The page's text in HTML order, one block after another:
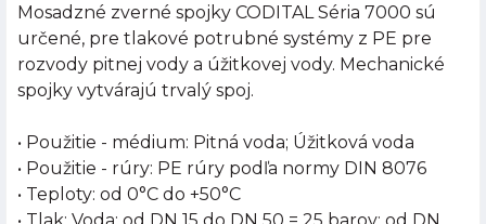
Mosadzné zverné spojky CODITAL Séria 7000 sú
určené, pre tlakové potrubné systémy z PE pre
rozvody pitnej vody a úžitkovej vody. Mechanické
spojky vytvárajú trvalý spoj.
• Použitie - médium: Pitná voda; Úžitková voda
• Použitie - rúry: PE rúry podľa normy DIN 8076
• Teploty: od 0°C do +50°C
• Tlak: Voda: od DN 15 do DN 50 = 25 barov; od DN